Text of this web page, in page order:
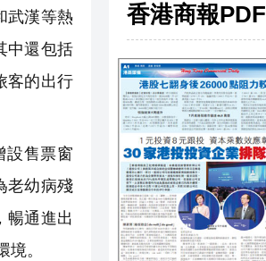
武漢等熱
中還包括
客的出行
設售票窗
老幼病殘
暢通進出
。
香港商報PDF